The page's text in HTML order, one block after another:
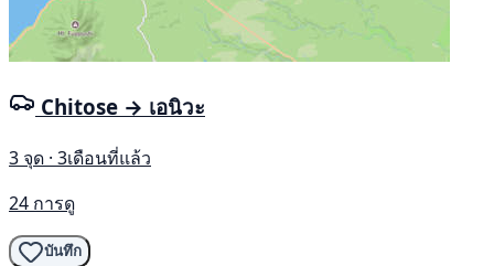
Chitose → เอนิวะ
3 จุด · 3เดือนที่แล้ว
24 การดู
บันทึก